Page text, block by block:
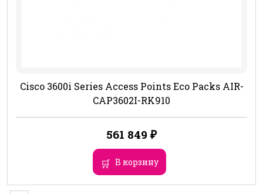
Cisco 3600i Series Access Points Eco Packs AIR-
CAP3602I-RK910
561 849 ₽
В корзину